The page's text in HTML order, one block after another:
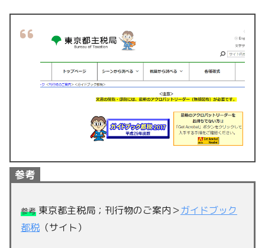
参考
参考 東京都主税局；刊行物のご案内＞ガイドブック
都税 （サイト）